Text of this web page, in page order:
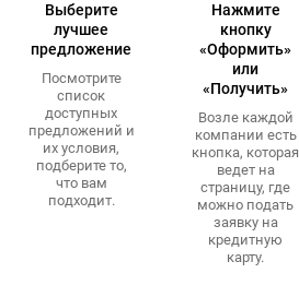
Выберите
лучшее
предложение
Посмотрите
список
доступных
предложений и
их условия,
подберите то,
что вам
подходит.
Нажмите
кнопку
«Оформить»
или
«Получить»
Возле каждой
компании есть
кнопка, которая
ведет на
страницу, где
можно подать
заявку на
кредитную
карту.